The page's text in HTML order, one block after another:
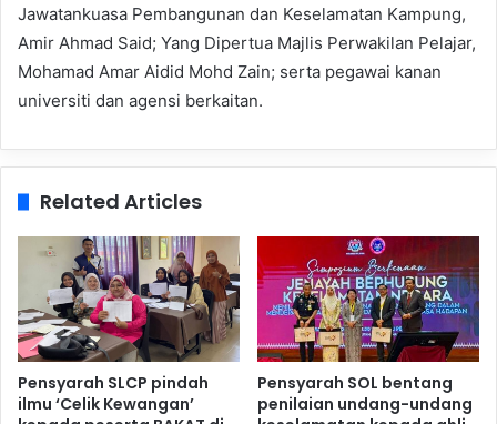
Jawatankuasa Pembangunan dan Keselamatan Kampung,
Amir Ahmad Said; Yang Dipertua Majlis Perwakilan Pelajar,
Mohamad Amar Aidid Mohd Zain; serta pegawai kanan
universiti dan agensi berkaitan.
Related Articles
Pensyarah SLCP pindah
ilmu ‘Celik Kewangan’
Pensyarah SOL bentang
penilaian undang-undang